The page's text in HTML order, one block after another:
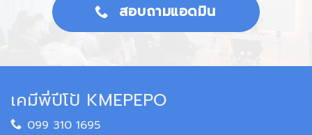
สอบถามแอดมิน
เคมีพี่ปีโป้ KMEPEPO
099 310 1695